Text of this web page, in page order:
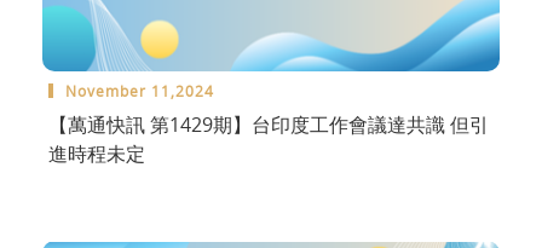
November 11,2024
【萬通快訊 第1429期】台印度工作會議達共識 但引
進時程未定